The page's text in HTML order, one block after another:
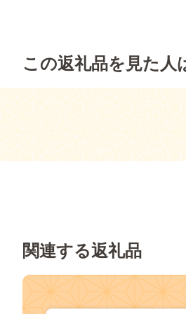
この返礼品を見た人
関連する返礼品